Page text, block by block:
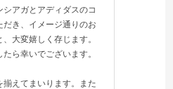
アガとアディダスのコ
き、イメージ通りのお
大変嬉しく存じます。
ら幸いでございます。
えてまいります。また